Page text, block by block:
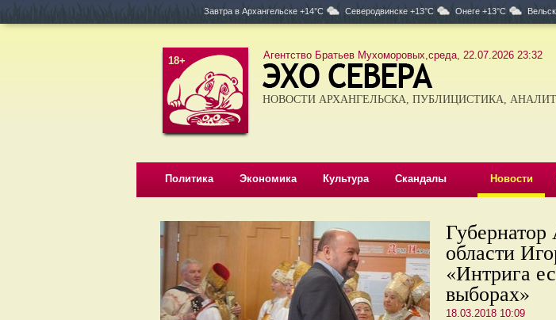
Завтра в Архангельске +14°C Северодвинске +13°C Онеге +13°C
18+ Агентство Братьев Мухоморовых,среда, 22.07.2026 23:32
НОВОСТИ АРХАНГЕЛЬСКА, ПУБЛИЦИСТИКА,
Политика Экономика Культура Скандалы Новости
Губернатор
области
«Интрига
выборах»
18.03.2018 10:09